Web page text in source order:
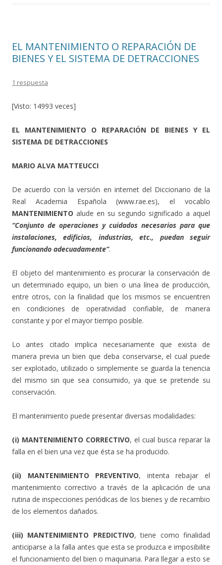
EL MANTENIMIENTO O REPARACIÓN DE
BIENES Y EL SISTEMA DE DETRACCIONES
1 respuesta
[Visto: 14993 veces]
EL MANTENIMIENTO O REPARACIÓN DE BIENES Y EL
SISTEMA DE DETRACCIONES
MARIO ALVA MATTEUCCI
De acuerdo con la versión en internet del Diccionario de la
Real Academia Española (www.rae.es), el vocablo
MANTENIMIENTO alude en su segundo significado a aquel
“Conjunto de operaciones y cuidados necesarios para que
instalaciones, edificios, industrias, etc., puedan seguir
funcionando adecuadamente”.
El objeto del mantenimiento es procurar la conservación de
un determinado equipo, un bien o una línea de producción,
entre otros, con la finalidad que los mismos se encuentren
en condiciones de operatividad confiable, de manera
constante y por el mayor tiempo posible.
Lo antes citado implica necesariamente que exista de
manera previa un bien que deba conservarse, el cual puede
ser explotado, utilizado o simplemente se guarda la tenencia
del mismo sin que sea consumido, ya que se pretende su
conservación.
El mantenimiento puede presentar diversas modalidades:
(i) MANTENIMIENTO CORRECTIVO, el cual busca reparar la
falla en el bien una vez que ésta se ha producido.
(ii) MANTENIMIENTO PREVENTIVO, intenta rebajar el
mantenimiento correctivo a través de la aplicación de una
rutina de inspecciones periódicas de los bienes y de recambio
de los elementos dañados.
(iii) MANTENIMIENTO PREDICTIVO, tiene como finalidad
anticiparse a la falla antes que esta se produzca e imposibilite
el funcionamiento del bien o maquinaria. Para llegar a esto se